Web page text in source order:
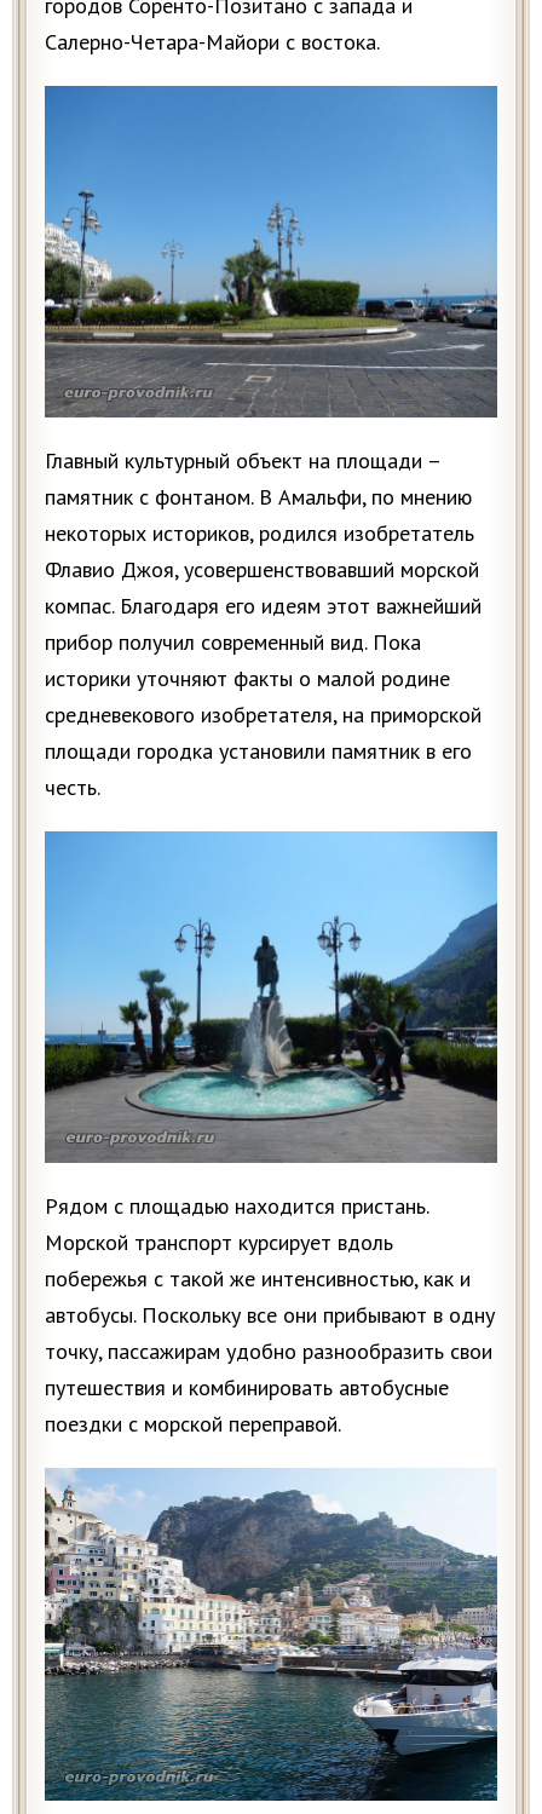
Салерно-Четара-Майори с востока.
Главный культурный объект на площади –
памятник с фонтаном. В Амальфи, по мнению
некоторых историков, родился изобретатель
Флавио Джоя, усовершенствовавший морской
компас. Благодаря его идеям этот важнейший
прибор получил современный вид. Пока
историки уточняют факты о малой родине
средневекового изобретателя, на приморской
площади городка установили памятник в его
честь.
Рядом с площадью находится пристань.
Морской транспорт курсирует вдоль
побережья с такой же интенсивностью, как и
автобусы. Поскольку все они прибывают в одну
точку, пассажирам удобно разнообразить свои
путешествия и комбинировать автобусные
поездки с морской переправой.